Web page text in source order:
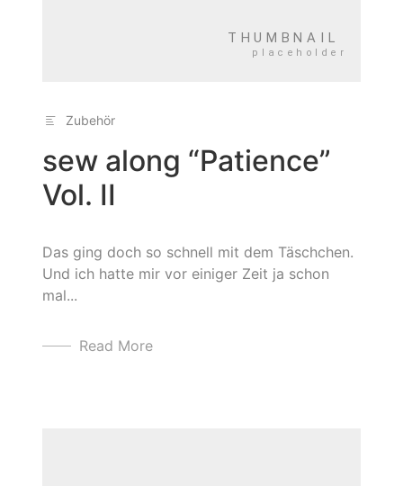
Zubehör
sew along “Patience”
Vol. II
Das ging doch so schnell mit dem Täschchen.
Und ich hatte mir vor einiger Zeit ja schon
mal...
Read More